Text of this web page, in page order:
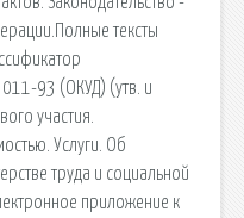
тексты
93 (ОКУД) (утв. и
участия.
Услуги. Об
труда и социальной
приложение к